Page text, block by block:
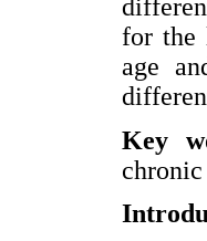
for the
age
Key